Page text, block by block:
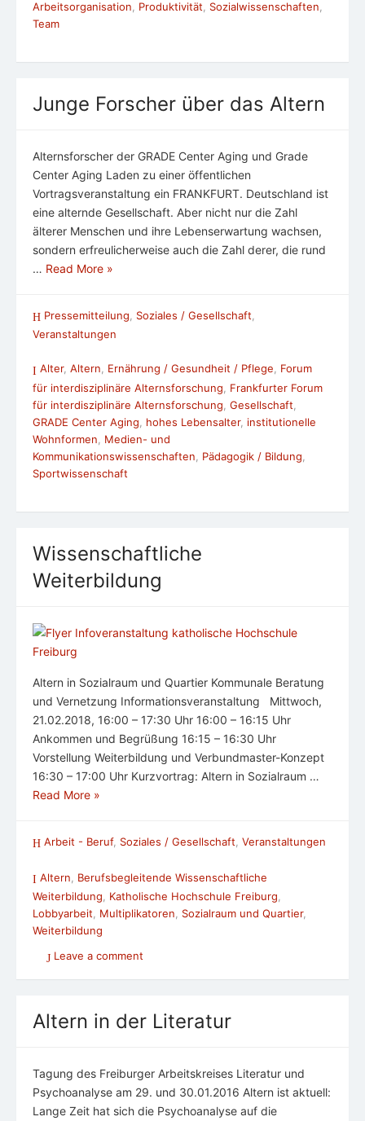
Arbeitsorganisation Produktivität Sozialwissenschaften
Team
Junge Forscher über das Altern
Alternsforscher der GRADE Center Aging und Grade
Center Aging Laden zu einer öffentlichen
Vortragsveranstaltung ein FRANKFURT. Deutschland ist
eine alternde Gesellschaft. Aber nicht nur die Zahl
älterer Menschen und ihre Lebenserwartung wachsen,
sondern erfreulicherweise auch die Zahl derer, die rund
… Read More »
Pressemitteilung Soziales / Gesellschaft
Veranstaltungen
Alter, Altern, Ernährung / Gesundheit / Pflege, Forum
für interdisziplinäre Alternsforschung
Frankfurter Forum
für interdisziplinäre Alternsforschung Gesellschaft
GRADE Center Aging
hohes Lebensalter, institutionelle
Wohnformen
Medien- und
Kommunikationswissenschaften
Pädagogik / Bildung
Sportwissenschaft
Wissenschaftliche
Weiterbildung
Altern in Sozialraum und Quartier Kommunale Beratung
und Vernetzung Informationsveranstaltung Mittwoch,
21.02.2018, 16:00 – 17:30 Uhr 16:00 – 16:15 Uhr
Ankommen und Begrüßung 16:15 – 16:30 Uhr
Vorstellung Weiterbildung und Verbundmaster-Konzept
16:30 – 17:00 Uhr Kurzvortrag: Altern in Sozialraum …
Read More »
Arbeit - Beruf, Soziales / Gesellschaft Veranstaltungen
Altern
Berufsbegleitende Wissenschaftliche
Weiterbildung, Katholische Hochschule Freiburg,
Lobbyarbeit, Multiplikatoren, Sozialraum und Quartier,
Weiterbildung
Leave a comment
Altern in der Literatur
Tagung des Freiburger Arbeitskreises Literatur und
Psychoanalyse am 29. und 30.01.2016 Altern ist aktuell:
Lange Zeit hat sich die Psychoanalyse auf die